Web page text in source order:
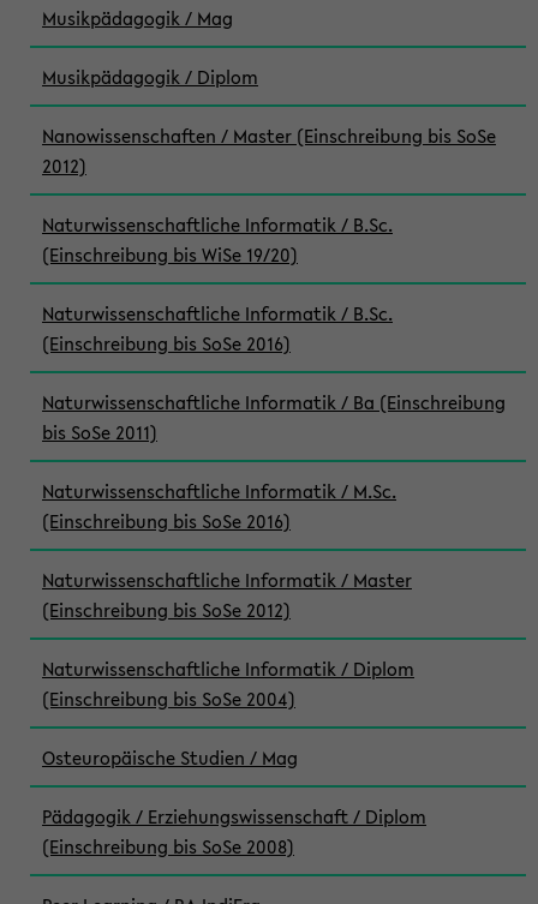
Musikpädagogik / Mag
Musikpädagogik / Diplom
Nanowissenschaften / Master (Einschreibung bis SoSe
2012)
Naturwissenschaftliche Informatik / B.Sc.
(Einschreibung bis WiSe 19/20)
Naturwissenschaftliche Informatik / B.Sc.
(Einschreibung bis SoSe 2016)
Naturwissenschaftliche Informatik / Ba (Einschreibung
bis SoSe 2011)
Naturwissenschaftliche Informatik / M.Sc.
(Einschreibung bis SoSe 2016)
Naturwissenschaftliche Informatik / Master
(Einschreibung bis SoSe 2012)
Naturwissenschaftliche Informatik / Diplom
(Einschreibung bis SoSe 2004)
Osteuropäische Studien / Mag
Pädagogik / Erziehungswissenschaft / Diplom
(Einschreibung bis SoSe 2008)